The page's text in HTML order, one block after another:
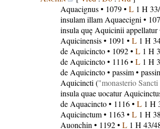
Aquacignus• 1079 • L1 H
insulam illam Aquaecigni •
insula quę Aquicinii appellatur
Aquicinensis• 1091 • L1 H
de Aquicincto• 1092 • L1 H
de Aquicincto• 1116 • L1 H
de Aquicincto• passim •
Aquicincti ( monasterio
insula quae uocatur
de Aquacincto• 1116 • L1 H
Aquicinctum• 1163 • L1 H
Auonchin • 1192 • L1 H 43/